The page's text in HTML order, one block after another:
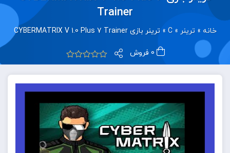
Trainer
خانه »ترینر »
C
»ترینر بازی CYBERMATRIX V 1.0 Plus 7 Trainer